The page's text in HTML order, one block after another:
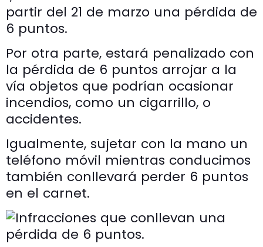
partir del 21 de marzo una pérdida de
6 puntos.
Por otra parte, estará penalizado con
la pérdida de 6 puntos arrojar a la
vía objetos que podrían ocasionar
incendios, como un cigarrillo, o
accidentes.
Igualmente, sujetar con la mano un
teléfono móvil mientras conducimos
también conllevará perder 6 puntos
en el carnet.